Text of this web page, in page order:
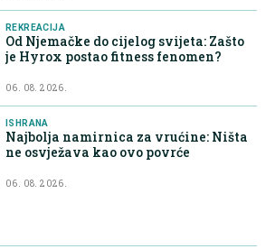
REKREACIJA
Od Njemačke do cijelog svijeta: Zašto
je Hyrox postao fitness fenomen?
06. 08. 2026.
ISHRANA
Najbolja namirnica za vrućine: Ništa
ne osvježava kao ovo povrće
06. 08. 2026.